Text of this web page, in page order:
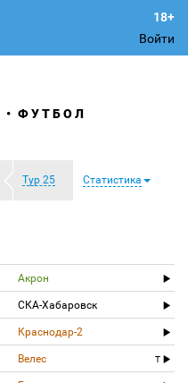
Войти
ФУТБОЛ
Тур 25 Статистика
Акрон
СКА-Хабаровск
Краснодар-2
Велес T